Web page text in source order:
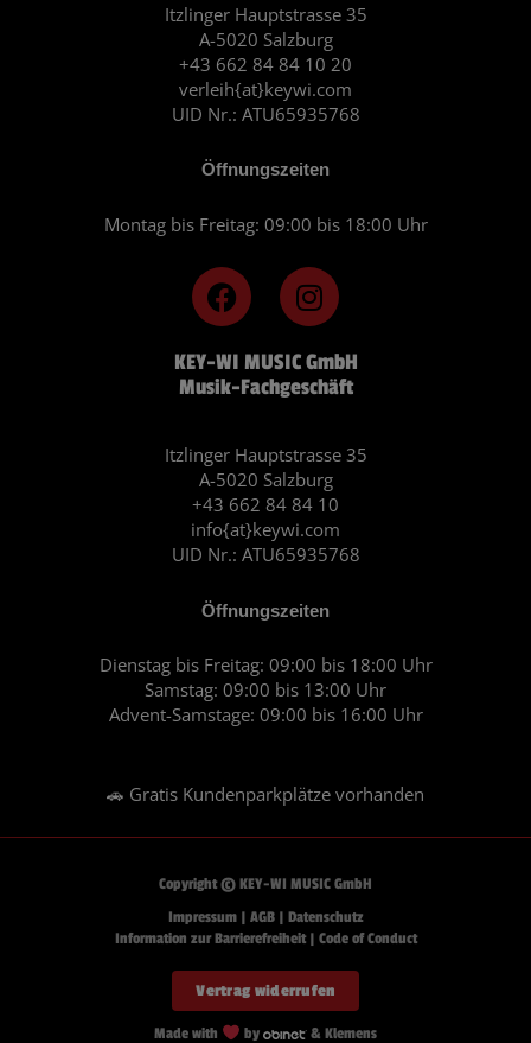
KEY-WI MUSIC GmbH
Musik-Fachgeschäft
Itzlinger Hauptstrasse 35
A-5020 Salzburg
+43 662 84 84 10
info{at}keywi.com
UID Nr.: ATU65935768
Öffnungszeiten
Dienstag bis Freitag: 09:00 bis 18:00 Uhr
Samstag: 09:00 bis 13:00 Uhr
Advent-Samstage: 09:00 bis 16:00 Uhr
🚗 Gratis Kundenparkplätze vorhanden
F
a
c
e
b
o
k
I
n
s
t
a
r
a
m
Itzlinger Hauptstrasse 35
A-5020 Salzburg
+43 662 84 84 10 20
verleih{at}keywi.com
UID Nr.: ATU65935768
Öffnungszeiten
Montag bis Freitag: 09:00 bis 18:00 Uhr
Copyright © KEY-WI MUSIC GmbH
Impressum| AGB| Datenschutz
Information zur Barrierefreiheit| Code of Conduct
Vertrag widerrufen
Made with by & Klemens